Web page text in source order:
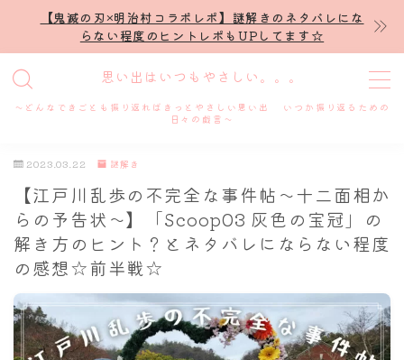
【鬼滅の刃×明治村コラボレポ】謎解きのネタバレにな
らない程度のヒントレポもUPしてます☆
思い出はいつもやさしい。。。
～どんなできごとも振り返ればきっとやさしい思い出 いつか振り返るための
日々の戯言～
MENU
プロフィール
謎解き
ホテル滞在記
舞台・ライブ
2023.03.22 謎解き
【江戸川乱歩の不完全な事件帖～十二面相か
らの予告状～】「Scoop03 灰色の宝冠」の
解き方のヒント？とネタバレにならない程度
の感想☆前半戦☆